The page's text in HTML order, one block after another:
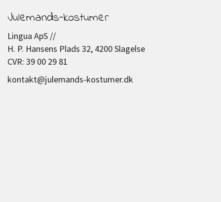
Julemands-kostumer
Lingua ApS //
H. P. Hansens Plads 32, 4200 Slagelse
CVR: 39 00 29 81
kontakt@julemands-kostumer.dk